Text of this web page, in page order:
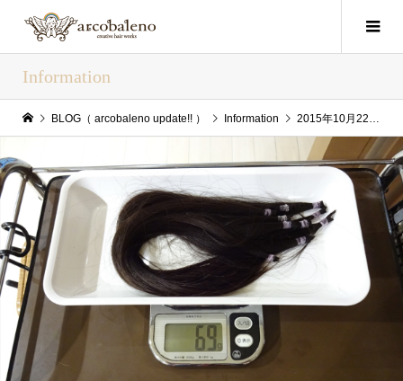
Information
BLOG（ arcobaleno update!! ） Information 2015年10月22日（Thu） arcobaleno update!